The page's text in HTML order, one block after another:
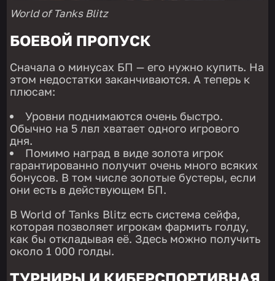
World of Tanks Blitz
БОЕВОЙ ПРОПУСК
Сначала о минусах БП — его нужно купить. На
этом недостатки заканчиваются. А теперь к
плюсам:
Уровни поднимаются очень быстро.
Обычно на 5 лвл хватает одного игрового
дня.
Помимо наград в виде золота игрок
гарантированно получит очень много всяких
бонусов. В том числе золотые бустеры, если
они есть в действующем БП.
В World of Tanks Blitz есть система сейфа,
которая позволяет игрокам фармить голду,
как бы откладывая её. Здесь можно получить
около 1 000 голды.